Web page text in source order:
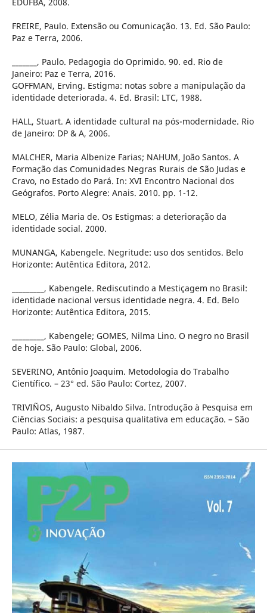
EDUFBA, 2008.
FREIRE, Paulo. Extensão ou Comunicação. 13. Ed. São Paulo:
Paz e Terra, 2006.
_______, Paulo. Pedagogia do Oprimido. 90. ed. Rio de
Janeiro: Paz e Terra, 2016.
GOFFMAN, Erving. Estigma: notas sobre a manipulação da
identidade deteriorada. 4. Ed. Brasil: LTC, 1988.
HALL, Stuart. A identidade cultural na pós-modernidade. Rio
de Janeiro: DP & A, 2006.
MALCHER, Maria Albenize Farias; NAHUM, João Santos. A
Formação das Comunidades Negras Rurais de São Judas e
Cravo, no Estado do Pará. In: XVI Encontro Nacional dos
Geógrafos. Porto Alegre: Anais. 2010. pp. 1-12.
MELO, Zélia Maria de. Os Estigmas: a deterioração da
identidade social. 2000.
MUNANGA, Kabengele. Negritude: uso dos sentidos. Belo
Horizonte: Autêntica Editora, 2012.
_________, Kabengele. Rediscutindo a Mestiçagem no Brasil:
identidade nacional versus identidade negra. 4. Ed. Belo
Horizonte: Autêntica Editora, 2015.
_________, Kabengele; GOMES, Nilma Lino. O negro no Brasil
de hoje. São Paulo: Global, 2006.
SEVERINO, Antônio Joaquim. Metodologia do Trabalho
Científico. – 23° ed. São Paulo: Cortez, 2007.
TRIVIÑOS, Augusto Nibaldo Silva. Introdução à Pesquisa em
Ciências Sociais: a pesquisa qualitativa em educação. – São
Paulo: Atlas, 1987.